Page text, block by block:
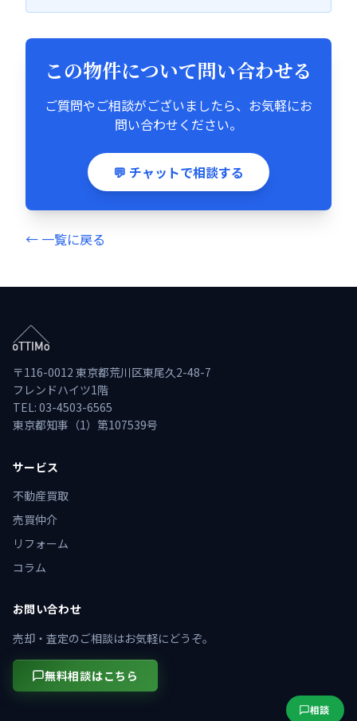
相談
この物件について問い合わせる
ご質問やご相談がございましたら、お気軽にお
問い合わせください。
💬 チャットで相談する
← 一覧に戻る
〒116-0012 東京都荒川区東尾久2-48-7
フレンドハイツ1階
TEL: 03-4503-6565
東京都知事（1）第107539号
サービス
不動産買取
売買仲介
リフォーム
コラム
お問い合わせ
売却・査定のご相談はお気軽にどうぞ。
無料相談はこちら